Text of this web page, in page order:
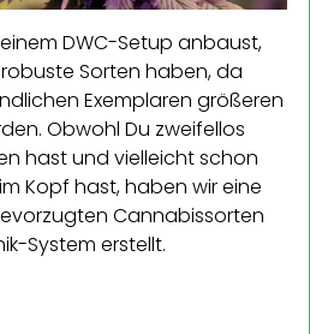
DWC-Setup anbaust,
Sorten haben, da
Exemplaren größeren
Obwohl Du zweifellos
hast und vielleicht schon
Kopf hast, haben wir eine
Cannabissorten
System erstellt.